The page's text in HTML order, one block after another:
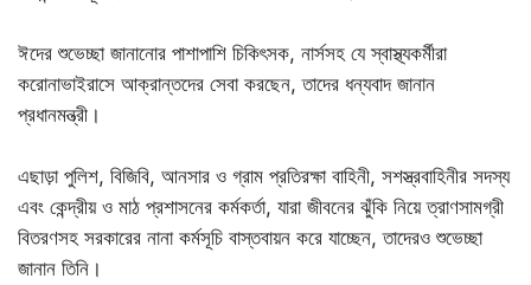
ঈদের শুভেচ্ছা জানানোর পাশাপাশি চিকিৎসক, নার্সসহ যে স্বাস্থ্যকর্মীরা
করোনাভাইরাসে আক্রান্তদের সেবা করছেন, তাদের ধন্যবাদ জানান
প্রধানমন্ত্রী।
এছাড়া পুলিশ, বিজিবি, আনসার ও গ্রাম প্রতিরক্ষা বাহিনী, সশস্ত্রবাহিনীর সদস্য
এবং কেন্দ্রীয় ও মাঠ প্রশাসনের কর্মকর্তা, যারা জীবনের ঝুঁকি নিয়ে ত্রাণসামগ্রী
বিতরণসহ সরকারের নানা কর্মসূচি বাস্তবায়ন করে যাচ্ছেন, তাদেরও শুভেচ্ছা
জানান তিনি।